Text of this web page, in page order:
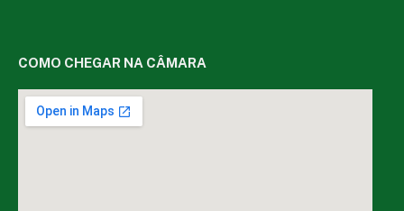
COMO CHEGAR NA CÂMARA